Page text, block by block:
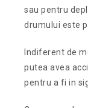
sau pentru
drumului este
Indiferent de
putea avea
pentru a fi in